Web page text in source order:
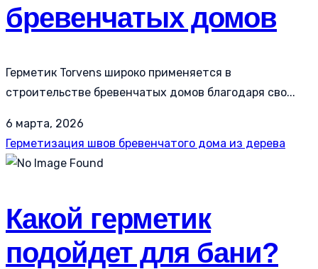
бревенчатых домов
Герметик Torvens широко применяется в
строительстве бревенчатых домов благодаря сво...
6 марта, 2026
Герметизация швов бревенчатого дома из дерева
Какой герметик
подойдет для бани?